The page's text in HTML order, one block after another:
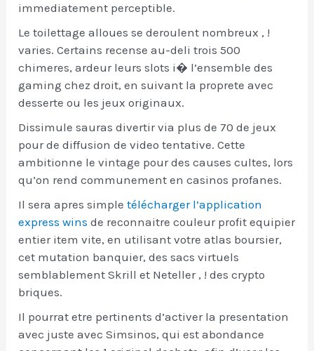
immediatement perceptible.
Le toilettage alloues se deroulent nombreux , !
varies. Certains recense au-deli trois 500
chimeres, ardeur leurs slots i� l’ensemble des
gaming chez droit, en suivant la proprete avec
desserte ou les jeux originaux.
Dissimule sauras divertir via plus de 70 de jeux
pour de diffusion de video tentative. Cette
ambitionne le vintage pour des causes cultes, lors
qu’on rend communement en casinos profanes.
Il sera apres simpletélécharger l’application
express wins de reconnaitre couleur profit equipier
entier item vite, en utilisant votre atlas boursier,
cet mutation banquier, des sacs virtuels
semblablement Skrill et Neteller , ! des crypto
briques.
Il pourrat etre pertinents d’activer la presentation
avec juste avec Simsinos, qui est abondance